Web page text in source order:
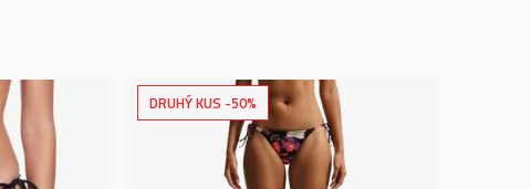
DRUHÝ KUS -50%